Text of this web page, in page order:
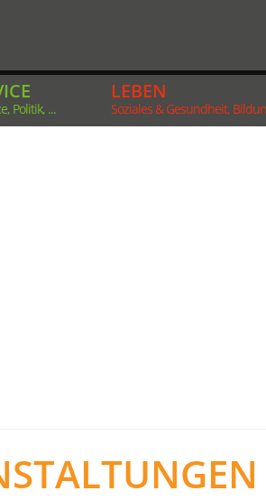
Politik, ...
LEBEN
Soziales & Gesundheit,